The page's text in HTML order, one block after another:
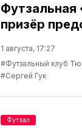
призёр
1 августа, 17:27
#Футзальный клуб
#Сергей Гук
Футзал